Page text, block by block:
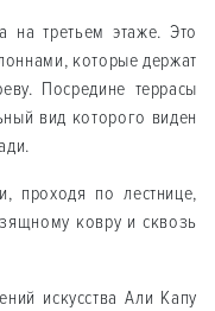
на третьем этаже. Это
которые держат
Посредине террасы
вид которого виден
проходя по лестнице,
ковру и сквозь
искусства Али Капу